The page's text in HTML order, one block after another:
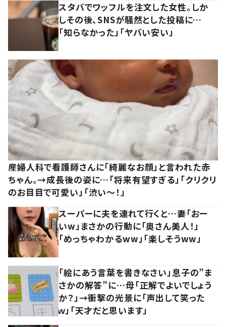
スタバでワッフルを注文した女性。しか
しその後、SNSが騒然とした投稿に…
「知らなかった」「ヤバい安い」
産婦人科で看護師さんに「綺麗なお顔」と言われた赤
ちゃん。→成長後の姿に…「将来有望すぎる」「クリクリ
のお目目で可愛い」「渋い～！」
スーパーに夫を連れて行くと…妻「おー
いw」まさかの行動に「奥さん美人！」
「めっちゃわかるww」「楽しそうww」
「絵にあう言葉を書きなさい」息子の”ま
さかの解答”に…母「正解でよいでしょう
か？」→衝撃の光景に「声出して笑った
ｗ」「天才だと思います」